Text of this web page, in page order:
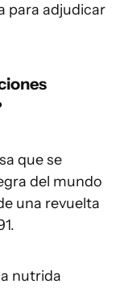
para adjudicar
que se
del mundo
una revuelta
nutrida